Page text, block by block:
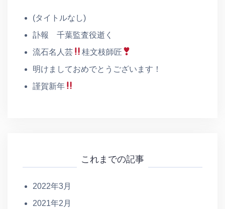
(タイトルなし)
訃報 千葉監査役逝く
流石名人芸
桂文枝師匠
明けましておめでとうございます！
謹賀新年
これまでの記事
2022年3月
2021年2月